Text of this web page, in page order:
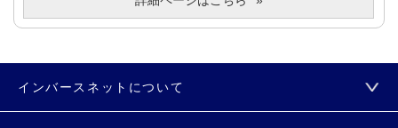
インバースネットについて